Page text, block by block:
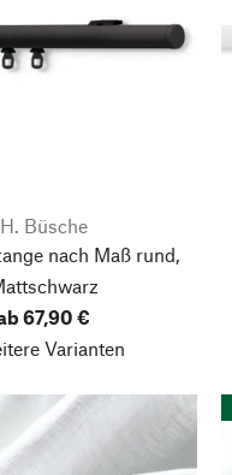
H. Büsche
nach Maß rund,
67,90 €
Varianten